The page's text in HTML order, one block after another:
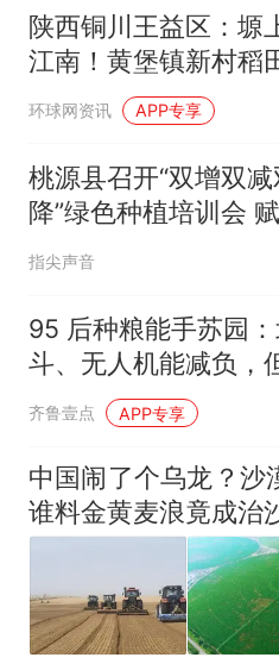
陕西铜川王益区：塬
江南！黄堡镇新村稻
眼碧绿
环球网资讯 APP专享
桃源县召开“双增双减
降”绿色种植培训会
富硒农业高质量发展
指尖声音
95 后种粮能手苏园
斗、无人机能减负，
耘不能松懈
齐鲁壹点 APP专享
中国闹了个乌龙？沙
谁料金黄麦浪竟成治